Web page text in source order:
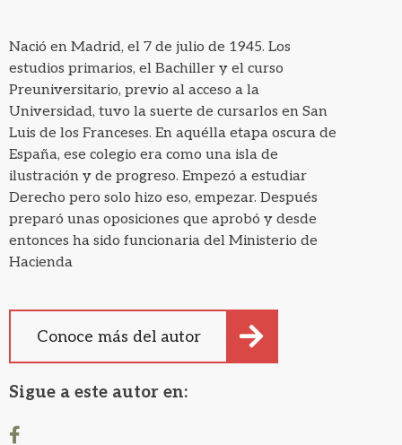
Nació en Madrid, el 7 de julio de 1945. Los
estudios primarios, el Bachiller y el curso
Preuniversitario, previo al acceso a la
Universidad, tuvo la suerte de cursarlos en San
Luis de los Franceses. En aquélla etapa oscura de
España, ese colegio era como una isla de
ilustración y de progreso. Empezó a estudiar
Derecho pero solo hizo eso, empezar. Después
preparó unas oposiciones que aprobó y desde
entonces ha sido funcionaria del Ministerio de
Hacienda
Mientras tanto, escribía en cuanto tenía ocasión.
Ahora, con más tiempo, vive sus aficiones
intensamente. Además de escribir tiene alguna
discutir, si se tercia), jugar al mus, leer, la música,
en alguno de esos quehaceres, de vez en cuando,
Conoce más del autor
Sigue a este autor en: